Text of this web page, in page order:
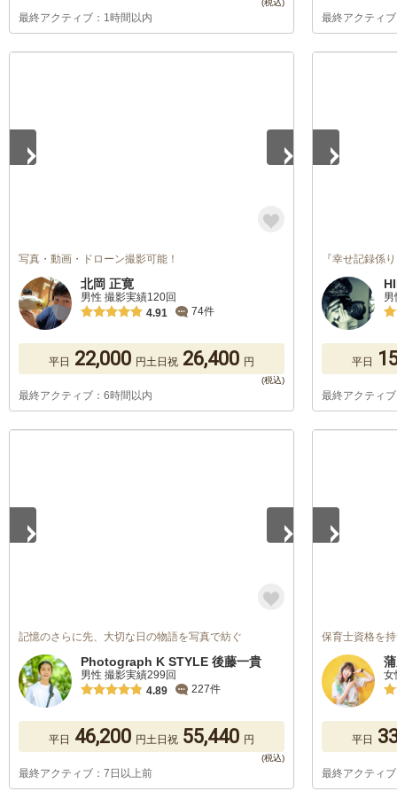
最終アクティブ：1時間以内 最終アクティ
写真・動画・ドローン撮影可能！
北岡 正寛
男性 撮影実績120回
4.91
74件
平日 22,000 円土日祝 26,400 円
最終アクティブ：6時間以内
『幸せ記録係
平日
最終アクティ
記憶のさらに先、大切な日の物語を写真で紡ぐ
Photograph K STYLE 後藤一貴
男性 撮影実績299回
4.89
227件
平日 46,200 円土日祝 55,440 円
最終アクティブ：7日以上前
保育士資格を
女
平日
最終アクティ